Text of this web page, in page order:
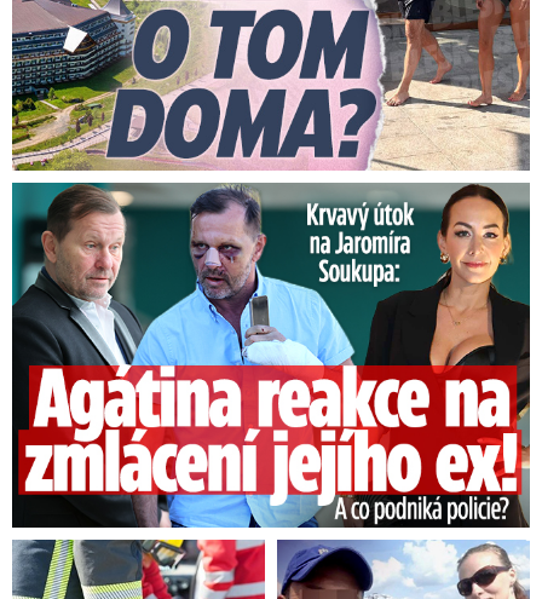
neštěstí. „Ten sníh, který tam dneska je, si
myslím, že není extrémní zatížení,“ řekl Friš,
podle kterého byly dodržené všechny normy.
Florbalisté běželi o život. V
České Třebové spadla střecha
haly, z videa mrazí
„Konstrukce se začala hroutit odzadu
postupně do plochy. Ty trámy se propadaly
směrem do hřiště, sesypalo se to jako hromádka
z karet. Šlo to rychle, prostor uniknout tam
naštěstí byl,“ řekla Typlová. Podle ní jeden z
diváků před pádem konstrukce cítil, jak padají
kuličky polystyrenu. „Potom bylo slyšet
křupání těch trámů a najedou to odzadu šlo,
Útok na Jaromíra Soukupa: Reakce Agáty na zmlácení jejího ex